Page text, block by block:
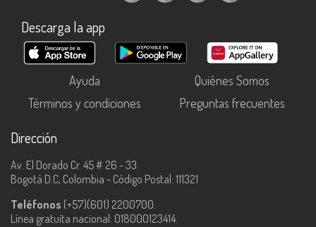
Descarga la app
Ayuda
Quiénes Somos
Términos y condiciones
Preguntas frecuentes
Dirección
Av. El Dorado Cr. 45 # 26 - 33
Bogotá D.C, Colombia - Código Postal: 111321
Teléfonos (+57)(601) 2200700.
Línea gratuita nacional: 018000123414.